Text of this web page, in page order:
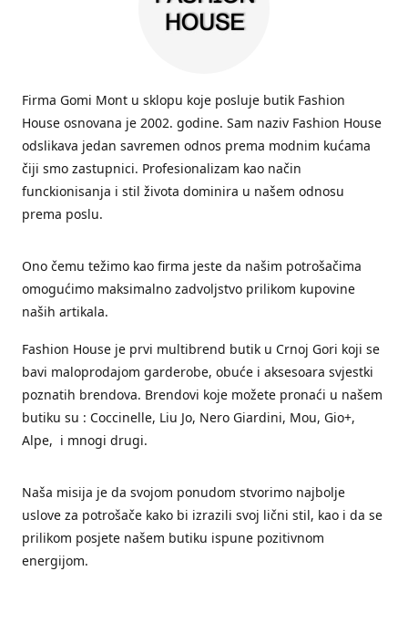
Firma Gomi Mont u sklopu koje posluje butik Fashion
House osnovana je 2002. godine. Sam naziv Fashion House
odslikava jedan savremen odnos prema modnim kućama
čiji smo zastupnici. Profesionalizam kao način
funckionisanja i stil života dominira u našem odnosu
prema poslu.
Ono čemu težimo kao firma jeste da našim potrošačima
omogućimo maksimalno zadvoljstvo prilikom kupovine
naših artikala.
Fashion House je prvi multibrend butik u Crnoj Gori koji se
bavi maloprodajom garderobe, obuće i aksesoara svjestki
poznatih brendova. Brendovi koje možete pronaći u našem
butiku su : Coccinelle, Liu Jo, Nero Giardini, Mou, Gio+,
Alpe, i mnogi drugi.
Naša misija je da svojom ponudom stvorimo najbolje
uslove za potrošače kako bi izrazili svoj lični stil, kao i da se
prilikom posjete našem butiku ispune pozitivnom
energijom.